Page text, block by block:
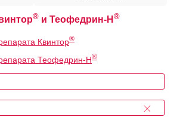
® и Теофедрин-Н ®
Квинтор®
Теофедрин-Н®